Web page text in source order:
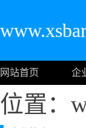
网站首页 企
位置：